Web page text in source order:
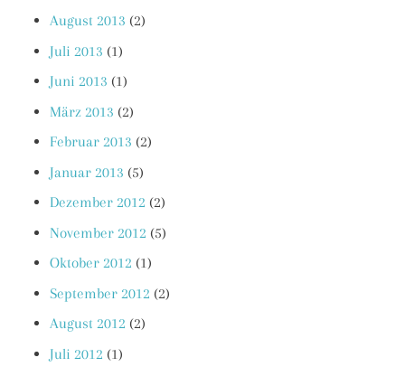
August 2013 (2)
Juli 2013 (1)
Juni 2013 (1)
März 2013 (2)
Februar 2013 (2)
Januar 2013 (5)
Dezember 2012 (2)
November 2012 (5)
Oktober 2012 (1)
September 2012 (2)
August 2012 (2)
Juli 2012 (1)